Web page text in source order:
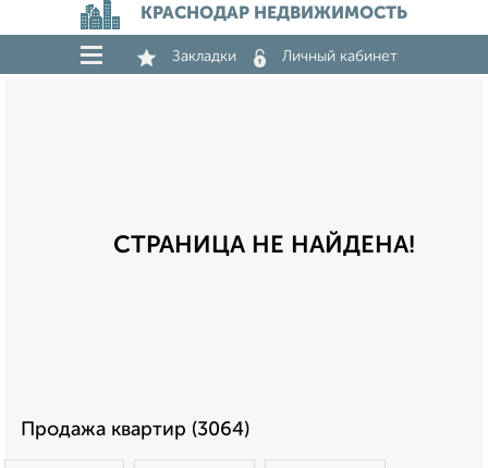
КРАСНОДАР НЕДВИЖИМОСТЬ
Закладки Личный кабинет
СТРАНИЦА НЕ НАЙДЕНА!
Продажа квартир (3064)